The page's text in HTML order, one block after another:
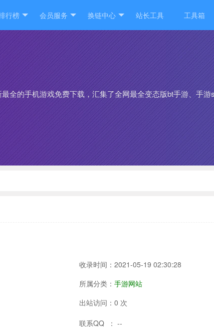
行榜 会员服务 换链中心 站长工具 工具箱
全的手机游戏免费下载，汇集了全网最全变态版bt手游、手
收录时间：2021-05-19 02:30:28
所属分类： 手游网站
出站访问：0 次
联系QQ ： --